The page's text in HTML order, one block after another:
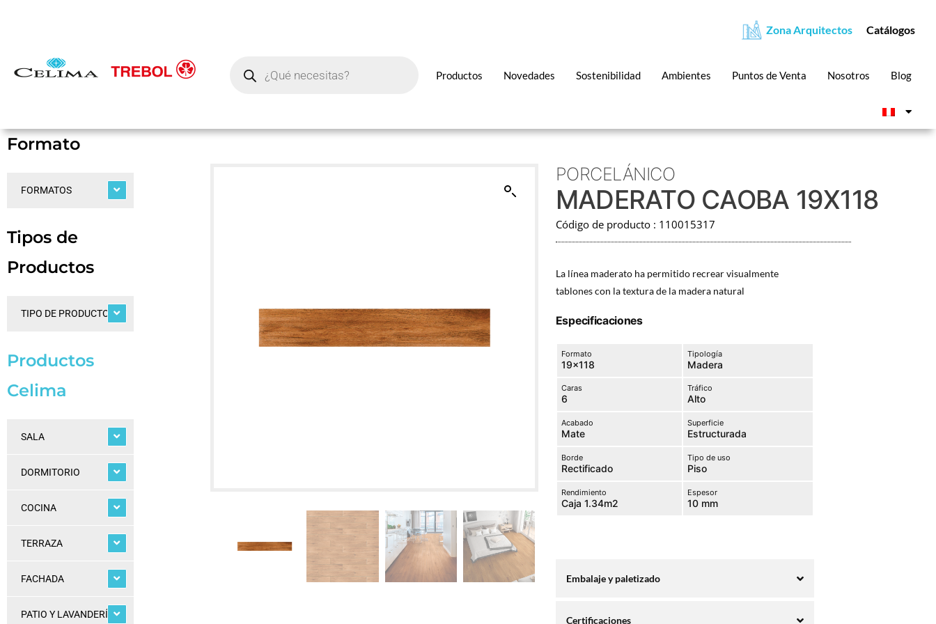
Zona Arquitectos Catálogos
Productos Novedades Sostenibilidad Ambientes Puntos de Venta Nosotros Blog
Formato
FORMATOS
Tipos de
Productos
TIPO DE PRODUCTOS
Productos
Celima
SALA
DORMITORIO
COCINA
TERRAZA
FACHADA
PATIO Y LAVANDERÍA
PORCELÁNICO
MADERATO CAOBA 19X118
Código de producto : 110015317
La línea maderato ha permitido recrear visualmente
tablones con la textura de la madera natural
Especificaciones
Formato
19×118
Tipología
Madera
Caras
6
Tráfico
Alto
Acabado
Mate
Superficie
Estructurada
Borde
Rectificado
Tipo de uso
Piso
Rendimiento
Caja 1.34m2
Espesor
10 mm
Embalaje y paletizado
Certificaciones